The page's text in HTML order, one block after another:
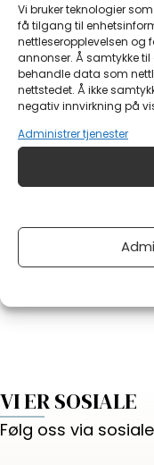
Vi bruker teknologier
få tilgang til
nettleseropplevelsen og
annonser. Å samtykke
behandle data som
nettstedet. Å ikke
negativ innvirkning på
Administrer tjenester
Din e-postadresse?
Melding
Har du noe på hjertet?
VI ER SOSIALE
Følg oss via